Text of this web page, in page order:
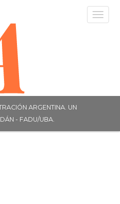
ARGENTINA. UN
- FADU/UBA.